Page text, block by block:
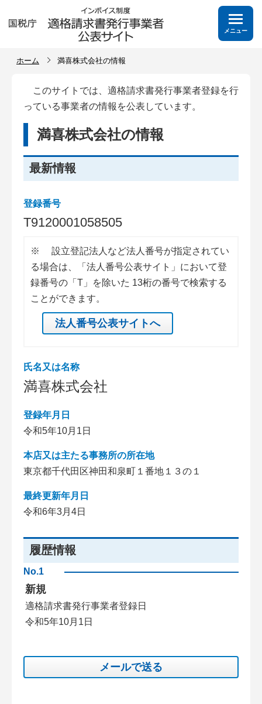
メニュー
ホーム 満喜株式会社の情報
このサイトでは、適格請求書発行事業者登録を行
っている事業者の情報を公表しています。
満喜株式会社の情報
最新情報
登録番号
T9120001058505
※
設立登記法人など法人番号が指定されてい
る場合は、「法人番号公表サイト」において登
録番号の「T」を除いた 13桁の番号で検索する
ことができます。
法人番号公表サイトへ
氏名又は名称
満喜株式会社
登録年月日
令和5年10月1日
本店又は主たる事務所の所在地
東京都千代田区神田和泉町１番地１３の１
最終更新年月日
令和6年3月4日
履歴情報
No.1
新規
適格請求書発行事業者登録日
令和5年10月1日
メールで送る